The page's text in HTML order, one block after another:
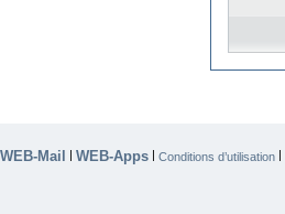
WEB-Mail | WEB-Apps | Conditions d’utilisation |